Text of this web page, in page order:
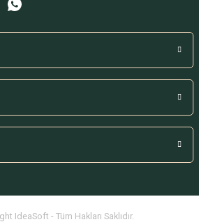
alternatifler olmalı.
IdeaSoft - Tüm Hakları Saklıdır.